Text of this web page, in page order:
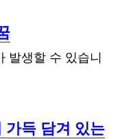
발생할 수 있습니
가득 담겨 있는